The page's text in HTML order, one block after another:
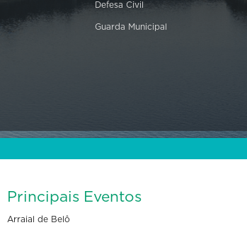
Defesa Civil
Guarda Municipal
Principais Eventos
Arraial de Belô